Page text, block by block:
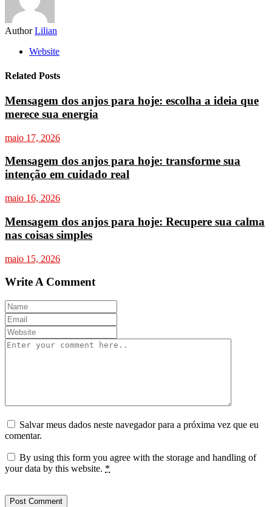
Author Lilian
Website
Related Posts
Mensagem dos anjos para hoje: escolha a ideia que
merece sua energia
maio 17, 2026
Mensagem dos anjos para hoje: transforme sua
intenção em cuidado real
maio 16, 2026
Mensagem dos anjos para hoje: Recupere sua calma
nas coisas simples
maio 15, 2026
Write A Comment
Salvar meus dados neste navegador para a próxima vez que eu
comentar.
By using this form you agree with the storage and handling of
your data by this website. *